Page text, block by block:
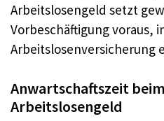
Arbeitslosengeld setzt
Vorbeschäftigung voraus,
Arbeitslosenversicherung
Anwartschaftszeit
Arbeitslosengeld